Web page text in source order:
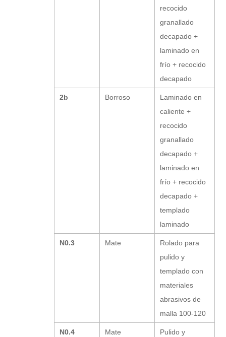
recocido
granallado
decapado +
laminado en
frío + recocido
decapado
2b Borroso
Laminado en
caliente +
recocido
granallado
decapado +
laminado en
frío + recocido
decapado +
templado
laminado
N0.3 Mate
Rolado para
pulido y
templado con
materiales
abrasivos de
malla 100-120
N0.4 Mate
Pulido y